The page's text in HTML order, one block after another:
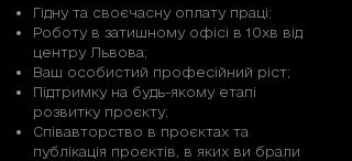
Гідну та своєчасну оплату праці;
Роботу в затишному офісі в 10хв від
центру Львова;
Ваш особистий професійний ріст;
Підтримку на будь-якому етапі
розвитку проєкту;
Співавторство в проєктах та
публікація проєктів, в яких ви брали